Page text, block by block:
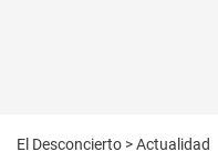
El Desconcierto >Actualidad